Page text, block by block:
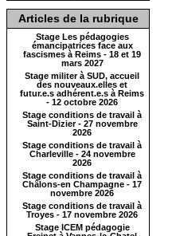
Articles de la rubrique
Stage Les pédagogies
émancipatrices face aux
fascismes à Reims - 18 et 19
mars 2027
Stage militer à SUD, accueil
des nouveaux.elles et
futur.e.s adhérent.e.s à Reims
- 12 octobre 2026
Stage conditions de travail à
Saint-Dizier - 27 novembre
2026
Stage conditions de travail à
Charleville - 24 novembre
2026
Stage conditions de travail à
Châlons-en Champagne - 17
novembre 2026
Stage conditions de travail à
Troyes - 17 novembre 2026
Stage ICEM pédagogie